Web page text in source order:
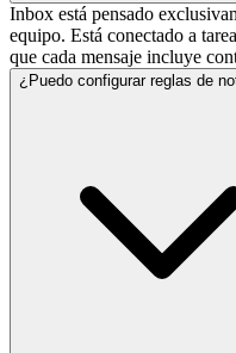
Inbox está pensado
equipo. Está conectado a
que cada mensaje incluye
¿Puedo configurar reglas de